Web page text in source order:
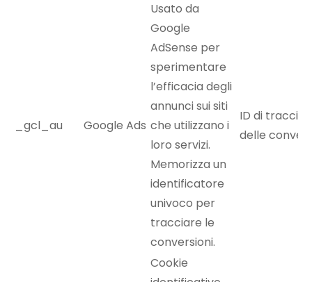
_gcl_au Google Ads
Usato da
Google
AdSense per
sperimentare
l’efficacia degli
annunci sui siti
che utilizzano i
loro servizi.
Memorizza un
identificatore
univoco per
tracciare le
conversioni.
ID di
delle
Cookie